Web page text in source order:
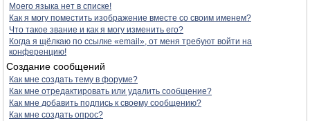
Моего языка нет в списке!
Как я могу поместить изображение вместе со своим именем?
Что такое звание и как я могу изменить его?
Когда я щёлкаю по ссылке «email», от меня требуют войти на
конференцию!
Создание сообщений
Как мне создать тему в форуме?
Как мне отредактировать или удалить сообщение?
Как мне добавить подпись к своему сообщению?
Как мне создать опрос?